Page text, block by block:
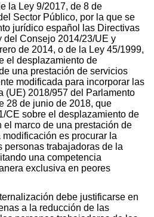
la Ley 9/2017, de 8 de
Sector Público, por la que se
jurídico español las Directivas
del Consejo 2014/23/UE y
de 2014, o de la Ley 45/1999,
el desplazamiento de
una prestación de servicios
modificada para incorporar las
(UE) 2018/957 del Parlamento
28 de junio de 2018, que
CE sobre el desplazamiento de
el marco de una prestación de
es procurar la
personas trabajadoras de la
una competencia
exclusiva en peores
debe justificarse en
a la reducción de las